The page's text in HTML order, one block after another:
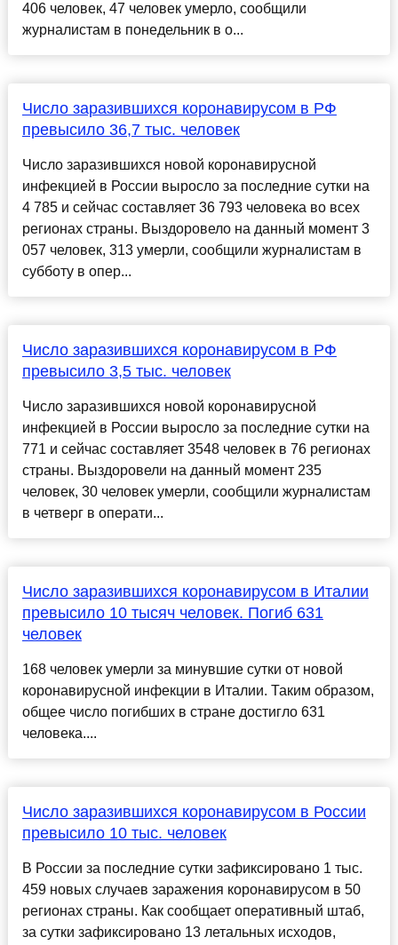
406 человек, 47 человек умерло, сообщили
журналистам в понедельник в о...
Число заразившихся коронавирусом в РФ
превысило 36,7 тыс. человек
Число заразившихся новой коронавирусной
инфекцией в России выросло за последние сутки на
4 785 и сейчас составляет 36 793 человека во всех
регионах страны. Выздоровело на данный момент 3
057 человек, 313 умерли, сообщили журналистам в
субботу в опер...
Число заразившихся коронавирусом в РФ
превысило 3,5 тыс. человек
Число заразившихся новой коронавирусной
инфекцией в России выросло за последние сутки на
771 и сейчас составляет 3548 человек в 76 регионах
страны. Выздоровели на данный момент 235
человек, 30 человек умерли, сообщили журналистам
в четверг в операти...
Число заразившихся коронавирусом в Италии
превысило 10 тысяч человек. Погиб 631
человек
168 человек умерли за минувшие сутки от новой
коронавирусной инфекции в Италии. Таким образом,
общее число погибших в стране достигло 631
человека....
Число заразившихся коронавирусом в России
превысило 10 тыс. человек
В России за последние сутки зафиксировано 1 тыс.
459 новых случаев заражения коронавирусом в 50
регионах страны. Как сообщает оперативный штаб,
за сутки зафиксировано 13 летальных исходов,